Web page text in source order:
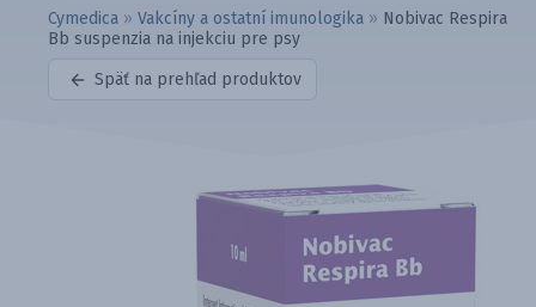
Cymedica » Vakcíny a ostatní imunologika » Nobivac Respira
Bb suspenzia na injekciu pre psy
Späť na prehľad produktov